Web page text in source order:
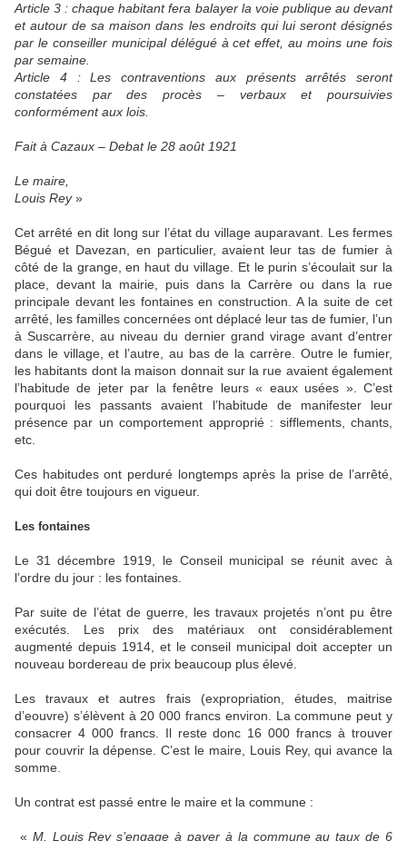
Article 3 : chaque habitant fera balayer la voie publique au devant
et autour de sa maison dans les endroits qui lui seront désignés
par le conseiller municipal délégué à cet effet, au moins une fois
par semaine.
Article 4 : Les contraventions aux présents arrêtés seront
constatées par des procès – verbaux et poursuivies
conformément aux lois.
Fait à Cazaux – Debat le 28 août 1921
Le maire,
Louis Rey»
Cet arrêté en dit long sur l’état du village auparavant. Les fermes
Bégué et Davezan, en particulier, avaient leur tas de fumier à
côté de la grange, en haut du village. Et le purin s’écoulait sur la
place, devant la mairie, puis dans la Carrère ou dans la rue
principale devant les fontaines en construction. A la suite de cet
arrêté, les familles concernées ont déplacé leur tas de fumier, l’un
à Suscarrère, au niveau du dernier grand virage avant d’entrer
dans le village, et l’autre, au bas de la carrère. Outre le fumier,
les habitants dont la maison donnait sur la rue avaient également
l’habitude de jeter par la fenêtre leurs « eaux usées ». C’est
pourquoi les passants avaient l’habitude de manifester leur
présence par un comportement approprié : sifflements, chants,
etc.
Ces habitudes ont perduré longtemps après la prise de l’arrêté,
qui doit être toujours en vigueur.
Les fontaines
Le 31 décembre 1919, le Conseil municipal se réunit avec à
l’ordre du jour : les fontaines.
Par suite de l’état de guerre, les travaux projetés n’ont pu être
exécutés. Les prix des matériaux ont considérablement
augmenté depuis 1914, et le conseil municipal doit accepter un
nouveau bordereau de prix beaucoup plus élevé.
Les travaux et autres frais (expropriation, études, maitrise
d’eouvre) s’élèvent à 20 000 francs environ. La commune peut y
consacrer 4 000 francs. Il reste donc 16 000 francs à trouver
pour couvrir la dépense. C’est le maire, Louis Rey, qui avance la
somme.
Un contrat est passé entre le maire et la commune :
« M. Louis Rey s’engage à payer à la commune au taux de 6